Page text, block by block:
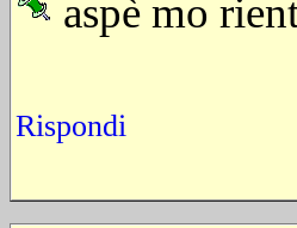
aspè mo
Rispondi